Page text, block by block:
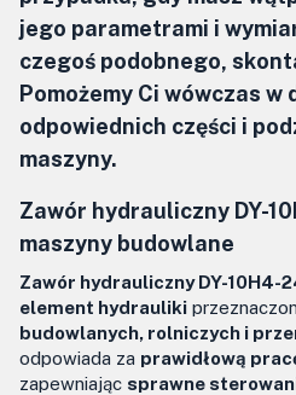
jego parametrami i
czegoś podobnego,
Pomożemy Ci wówczas w
odpowiednich części i
maszyny.
Zawór hydrauliczny DY-
maszyny budowlane
Zawór hydrauliczny DY-10H4-
element hydrauliki
budowlanych, rolniczych i
odpowiada za prawidłową
zapewniając sprawne